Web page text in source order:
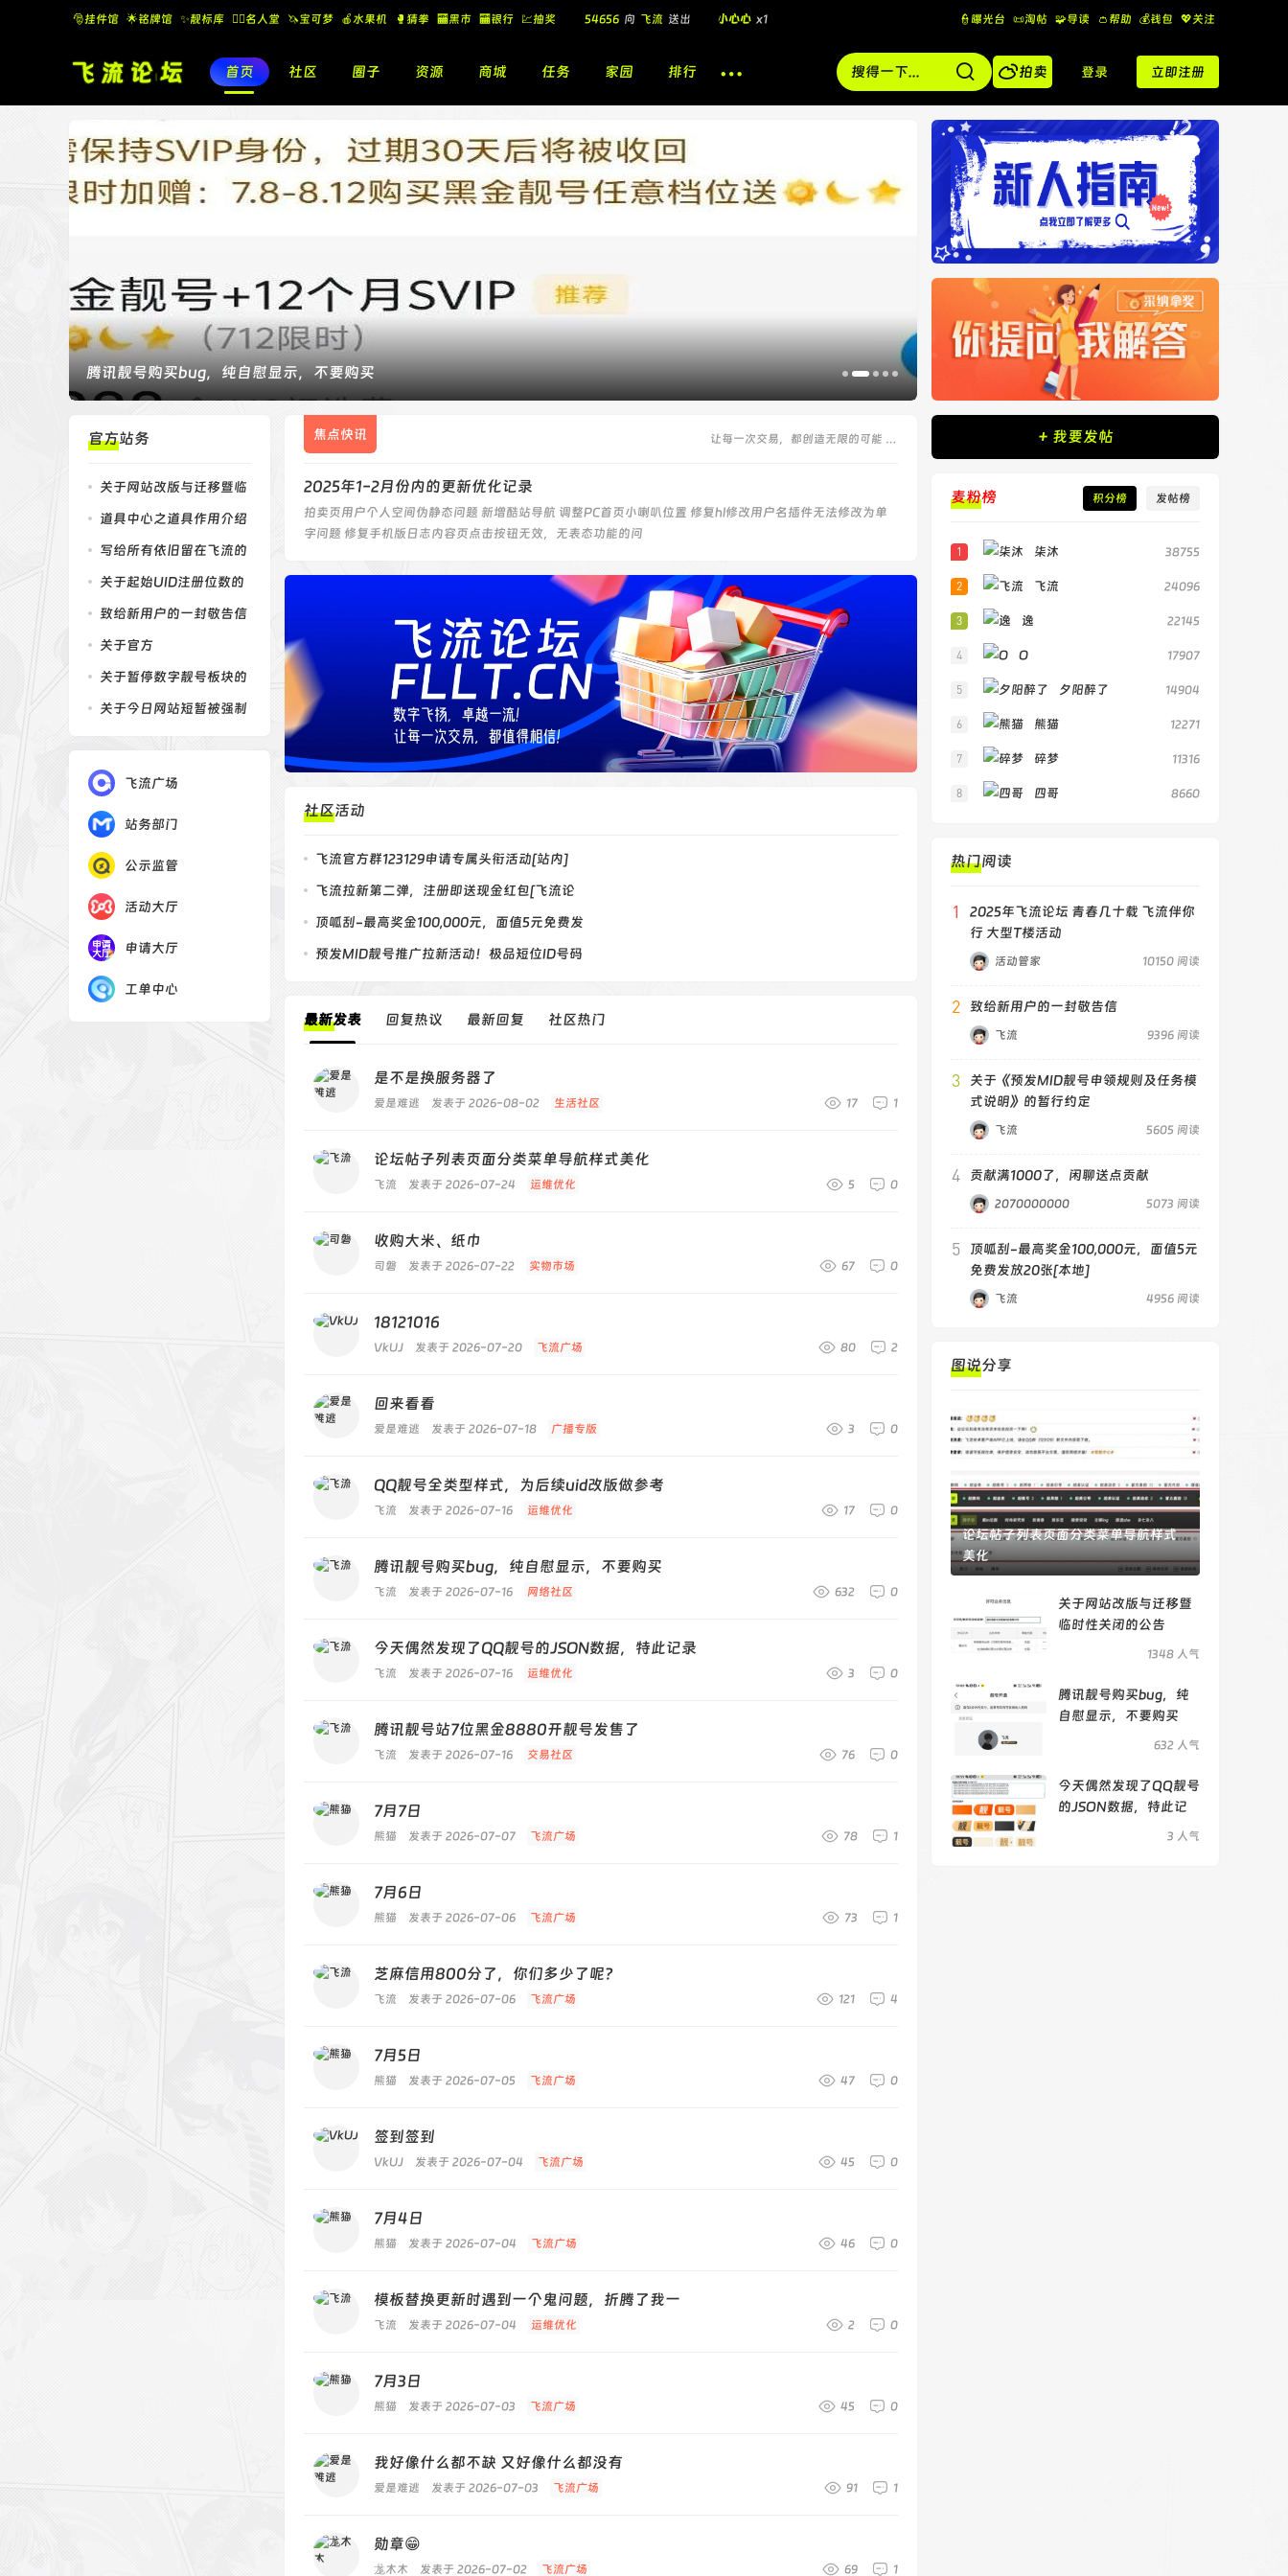
🎅挂件馆 🌟铭牌馆 ✨️靓标库 🧚‍♂️名人堂 🦄宝可梦 🍎水果机 🥊猜拳 🏧黑市 🏧银行 💹抽奖
🎁
飞流 向 北 送出 酷盖墨镜 x1
飞流 向 北 小心心 x1
54656 向 飞流 送出 小心心 x1
👮曝光台 📜淘帖 🧩导读 👛帮助 💰️钱包 💖关注
首页 社区 圈子 资源 商城 任务 家园 排行 拍卖 登录 立即注册
今天偶然发现了QQ靓号的JSON数据，特此记录
官方站务
关于网站改版与迁移暨临
时性关闭的公告
道具中心之道具作用介绍
写给所有依旧留在飞流的
朋友，也写给一路坚
关于起始UID注册位数的
决定致给新用户的一封敬告信
关于官方
QQ3220000000被永久冻
关于暂停数字靓号板块的
相关业务和推广
关于今日网站短暂被强制
关闭端口造成无法访
飞流广场
站务部门
公示监管
活动大厅
申请大厅
工单中心
焦点快讯 让每一次交易，都创造无限的可能 …
2025年1-2月份内的更新优化记录
拍卖页用户个人空间伪静态问题 新增酷站导航 调整PC首页小喇叭位置 修复hl修改用户名插件无法修改为单
字问题 修复手机版日志内容页点击按钮无效，无表态功能的问
社区活动
飞流官方群123129申请专属头衔活动[站内]
飞流拉新第二弹，注册即送现金红包[飞流论
顶呱刮-最高奖金100,000元，面值5元免费发
预发MID靓号推广拉新活动！极品短位ID号码
最新发表 回复热议 最新回复 社区热门
是不是换服务器了
1
17
爱是难逃 发表于 2026-08-02 生活社区
论坛帖子列表页面分类菜单导航样式美化
0
5
飞流 发表于 2026-07-24 运维优化
收购大米、纸巾
0
67
司磐 发表于 2026-07-22 实物市场
18121016
2
80
VkUJ 发表于 2026-07-20 飞流广场
回来看看
0
3
爱是难逃 发表于 2026-07-18 广播专版
QQ靓号全类型样式，为后续uid改版做参考
0
17
飞流 发表于 2026-07-16 运维优化
腾讯靓号购买bug，纯自慰显示，不要购买
0
632
飞流 发表于 2026-07-16 网络社区
今天偶然发现了QQ靓号的JSON数据，特此记录
0
3
飞流 发表于 2026-07-16 运维优化
腾讯靓号站7位黑金8880开靓号发售了
0
76
飞流 发表于 2026-07-16 交易社区
7月7日
1
78
熊猫 发表于 2026-07-07 飞流广场
7月6日
1
73
熊猫 发表于 2026-07-06 飞流广场
芝麻信用800分了，你们多少了呢？
4
121
飞流 发表于 2026-07-06 飞流广场
7月5日
0
47
熊猫 发表于 2026-07-05 飞流广场
签到签到
0
45
VkUJ 发表于 2026-07-04 飞流广场
7月4日
0
46
熊猫 发表于 2026-07-04 飞流广场
模板替换更新时遇到一个鬼问题，折腾了我一
0
2
飞流 发表于 2026-07-04 运维优化
7月3日
0
45
熊猫 发表于 2026-07-03 飞流广场
我好像什么都不缺 又好像什么都没有
1
91
爱是难逃 发表于 2026-07-03 飞流广场
勋章😁
1
69
尨木木 发表于 2026-07-02 飞流广场
+ 我要发帖
麦粉榜 积分榜 发帖榜
38755
柒沐
24096
飞流
22145
逸
17907
O
14904
夕阳醉了
12271
熊猫
11316
碎梦
8660
四哥
热门阅读
1
2025年飞流论坛 青春几十载 飞流伴你
行 大型T楼活动
10150 阅读
活动管家
2 致给新用户的一封敬告信
9396 阅读
飞流
3
关于《预发MID靓号申领规则及任务模
式说明》的暂行约定
5605 阅读
飞流
4 贡献满1000了，闲聊送点贡献
5073 阅读
2070000000
5
顶呱刮-最高奖金100,000元，面值5元
免费发放20张[本地]
4956 阅读
飞流
图说分享
论坛帖子列表页面分类菜单导航样式
美化
关于网站改版与迁移暨
临时性关闭的公告
1348 人气
腾讯靓号购买bug，纯
自慰显示，不要购买
632 人气
今天偶然发现了QQ靓号
的JSON数据，特此记
3 人气